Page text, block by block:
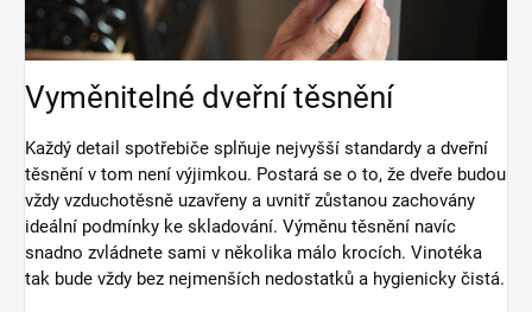
Vyměnitelné dveřní těsnění
Každý detail spotřebiče splňuje nejvyšší standardy a dveřní
těsnění v tom není výjimkou. Postará se o to, že dveře budou
vždy vzduchotěsně uzavřeny a uvnitř zůstanou zachovány
ideální podmínky ke skladování. Výměnu těsnění navíc
snadno zvládnete sami v několika málo krocích. Vinotéka
tak bude vždy bez nejmenších nedostatků a hygienicky čistá.